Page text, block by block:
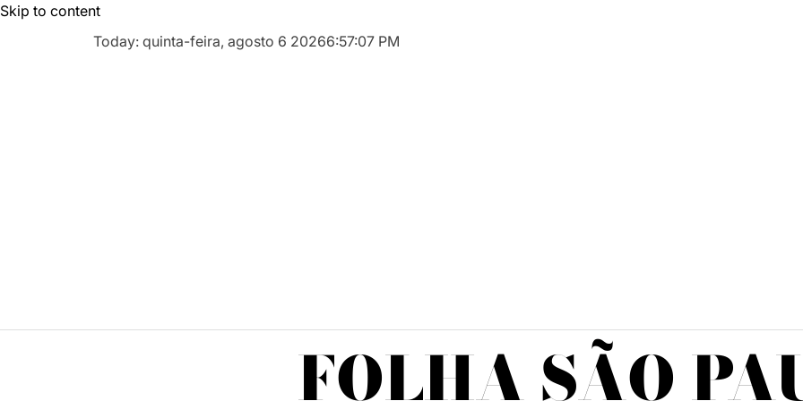
Skip to content
Today: quinta-feira, agosto 6 20266:57:08 PM
FOLHA SÃO